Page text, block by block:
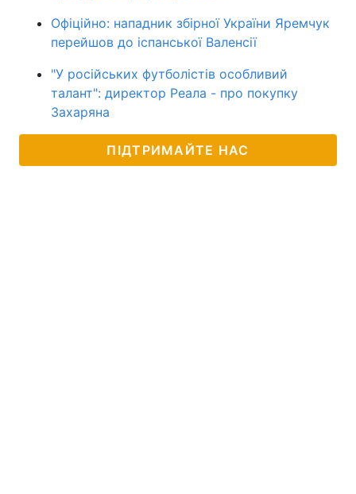
Офіційно: нападник збірної України Яремчук
перейшов до іспанської Валенсії
"У російських футболістів особливий
талант": директор Реала - про покупку
Захаряна
ПІДТРИМАЙТЕ НАС